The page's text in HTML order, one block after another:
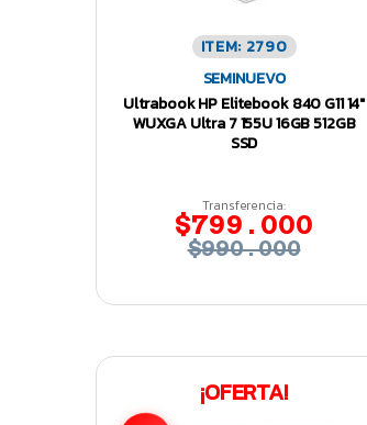
ITEM: 2790
SEMINUEVO
Ultrabook HP Elitebook 840 G11 14″
WUXGA Ultra 7 155U 16GB 512GB
SSD
Transferencia:
$799.000
$990.000
¡OFERTA!